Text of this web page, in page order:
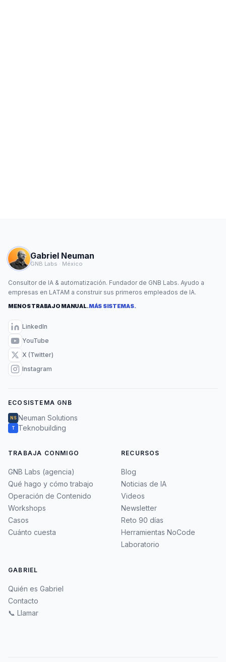
Gabriel Neuman
GNB Labs · México
Consultor de IA & automatización. Fundador de GNB Labs. Ayudo a
empresas en LATAM a construir sus primeros empleados de IA.
MENOS TRABAJO MANUAL.MÁS SISTEMAS.
LinkedIn
YouTube
X (Twitter)
Instagram
ECOSISTEMA GNB
NS Neuman Solutions
T Teknobuilding
TRABAJA CONMIGO
GNB Labs (agencia)
Qué hago y cómo trabajo
Operación de Contenido
Workshops
Casos
Cuánto cuesta
RECURSOS
Blog
Noticias de IA
Videos
Newsletter
Reto 90 días
Herramientas NoCode
Laboratorio
GABRIEL
Quién es Gabriel
Contacto
📞 Llamar